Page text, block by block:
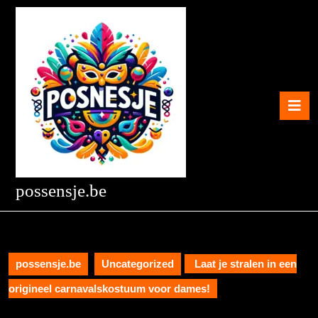
Skip
possensje.be
possensje.be Uncategorized Laat je stralen in een
origineel carnavalskostuum voor dames!